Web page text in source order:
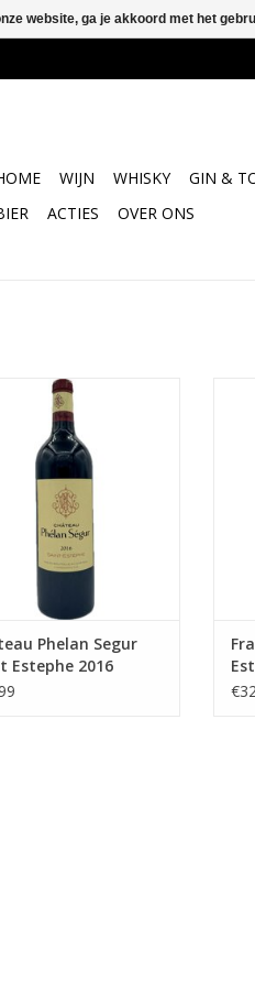
WIJN WHISKY GIN &
ACTIES OVER ONS
Phelan Segur Saint
Estephe 2016
Phelan Segur
Estephe 2016
website, ga je akkoord met het